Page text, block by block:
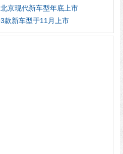
北京现代新车型年底上市
3款新车型于11月上市